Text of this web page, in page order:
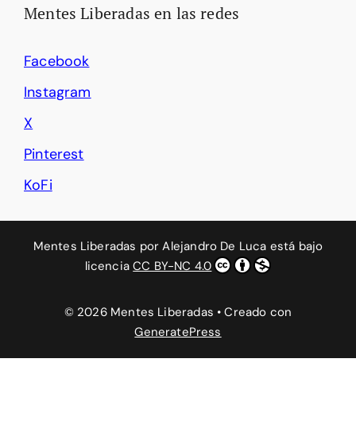
Mentes Liberadas en las redes
Facebook
Instagram
X
Pinterest
KoFi
Mentes Liberadas porAlejandro De Luca está bajo
licenciaCC BY-NC 4.0
© 2026 Mentes Liberadas • Creado con
GeneratePress